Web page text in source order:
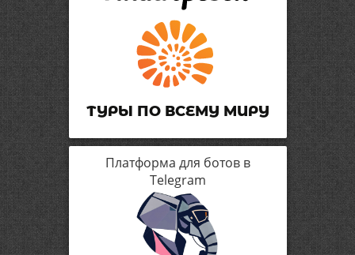
ТУРЫ ПО ВСЕМУ МИРУ
Платформа для ботов в
Telegram